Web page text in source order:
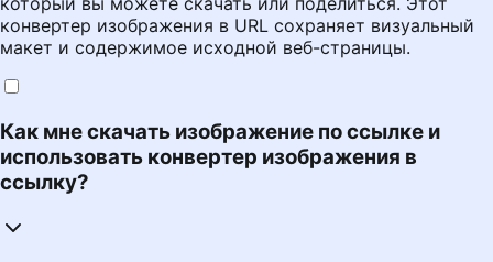
конвертер изображения в URL сохраняет визуальный
макет и содержимое исходной веб-страницы.
Как мне скачать изображение по ссылке и
использовать конвертер изображения в
ссылку?